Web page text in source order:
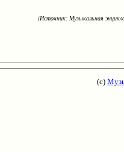
(Источник: Музыкальная
(с)